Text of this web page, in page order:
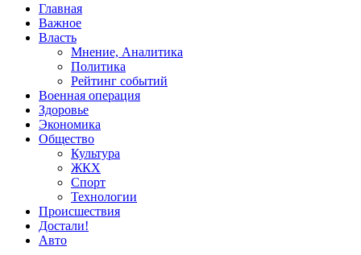
Главная
Важное
Власть
Мнение, Аналитика
Политика
Рейтинг событий
Военная операция
Здоровье
Экономика
Общество
Культура
ЖКХ
Спорт
Технологии
Происшествия
Достали!
Авто